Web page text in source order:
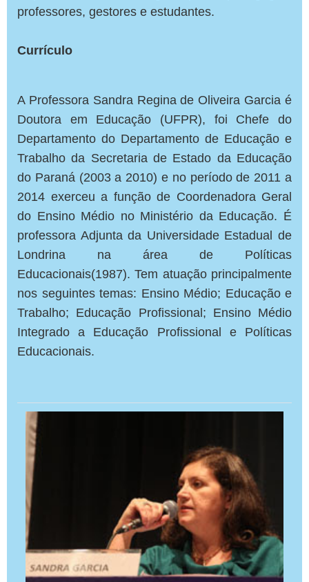
professores, gestores e estudantes.
Currículo
A Professora Sandra Regina de Oliveira Garcia é
Doutora em Educação (UFPR), foi Chefe do
Departamento do Departamento de Educação e
Trabalho da Secretaria de Estado da Educação
do Paraná (2003 a 2010) e no período de 2011 a
2014 exerceu a função de Coordenadora Geral
do Ensino Médio no Ministério da Educação. É
professora Adjunta da Universidade Estadual de
Londrina na área de Políticas
Educacionais(1987). Tem atuação principalmente
nos seguintes temas: Ensino Médio; Educação e
Trabalho; Educação Profissional; Ensino Médio
Integrado a Educação Profissional e Políticas
Educacionais.